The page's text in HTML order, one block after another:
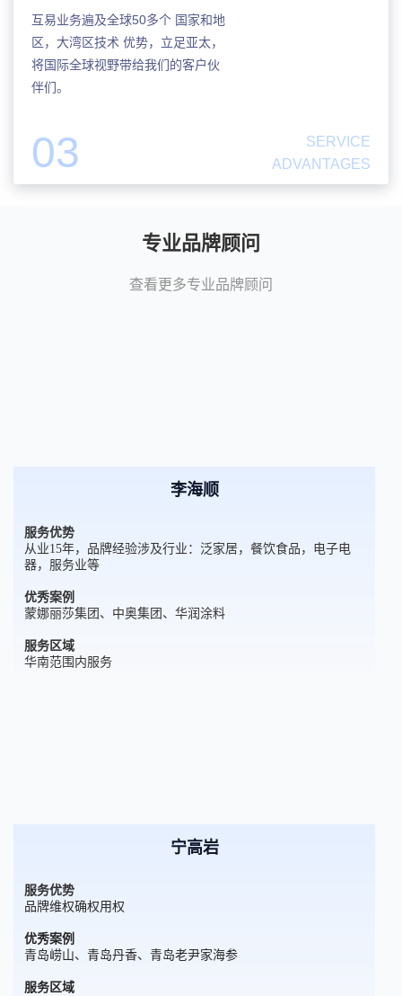
互易业务遍及全球50多个 国家和地
区，大湾区技术 优势，立足亚太，
将国际全球视野带给我们的客户伙
伴们。
03
SERVICE
ADVANTAGES
专业品牌顾问
查看更多专业品牌顾问
李海顺
服务优势
从业15年，品牌经验涉及行业：泛家居，餐饮食品，电子电
器，服务业等
优秀案例
蒙娜丽莎集团、中奥集团、华润涂料
服务区域
华南范围内服务
宁高岩
服务优势
品牌维权确权用权
优秀案例
青岛崂山、青岛丹香、青岛老尹家海参
服务区域